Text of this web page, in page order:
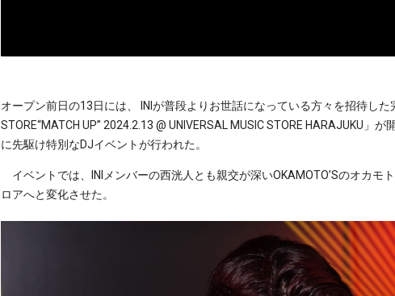
オープン前日の13日には、 INIが普段よりお世話になっている方々を招待し
STORE“MATCH UP” 2024.2.13 @ UNIVERSAL MUSIC STORE HARAJUKU
に先駆け特別なDJイベントが行われた。
イベントでは、INIメンバーの西洸人とも親交が深いOKAMOTO’Sのオカモ
ロアへと変化させた。